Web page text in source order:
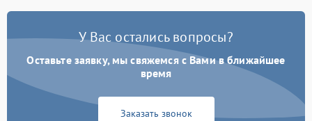
У Вас остались вопросы?
Оставьте заявку, мы свяжемся с Вами в ближайшее
время
Заказать звонок